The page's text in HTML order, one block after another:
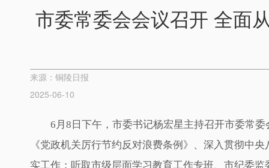
市委常委会会议召开 全面
来源：铜陵日报
2025-06-10
6月8日下午，市委书记杨宏星主持召开市委常
《党政机关厉行节约反对浪费条例》、深入贯彻中
实工作；听取市级层面学习教育工作专班、市纪委